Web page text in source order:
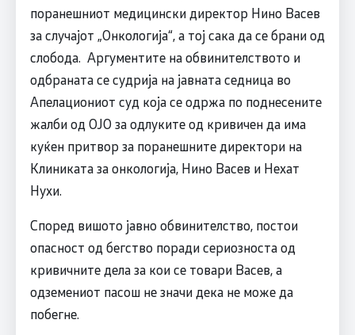
поранешниот медицински директор Нино Васев
за случајот „Онкологија“, а тој сака да се брани од
слобода. Аргументите на обвинителството и
одбраната се судрија на јавната седница во
Апелациониот суд која се одржа по поднесените
жалби од ОЈО за одлуките од кривичен да има
куќен притвор за поранешните директори на
Клиниката за онкологија, Нино Васев и Нехат
Нухи.
Според вишото јавно обвинителство, постои
опасност од бегство поради сериозноста од
кривичните дела за кои се товари Васев, а
одземениот пасош не значи дека не може да
побегне.